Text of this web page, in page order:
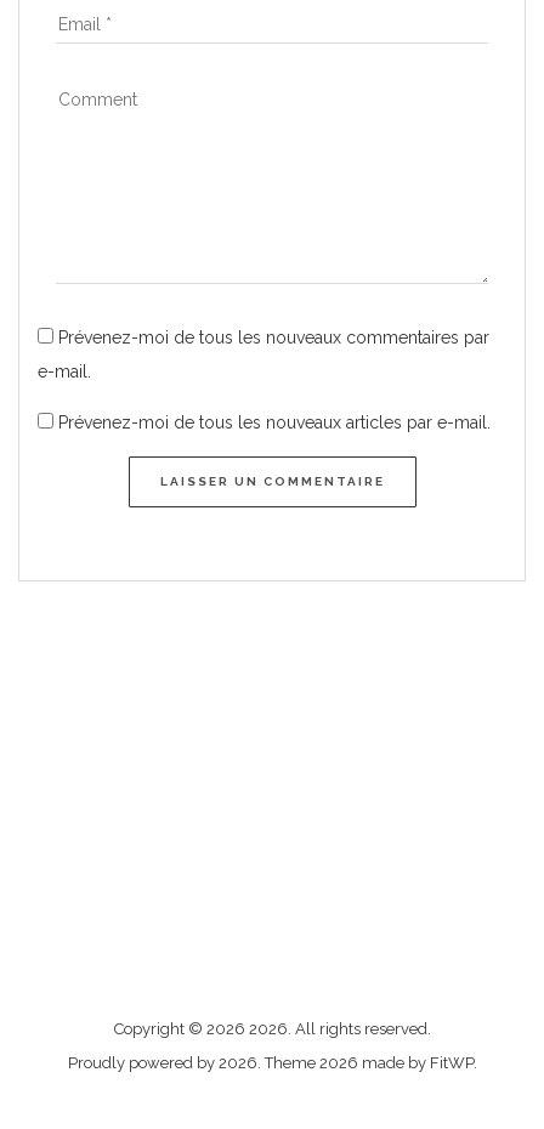
Prévenez-moi de tous les nouveaux commentaires par
e-mail.
Prévenez-moi de tous les nouveaux articles par e-mail.
LAISSER UN COMMENTAIRE
contacter
Copyright © 2026 2026. All rights reserved.
Proudly powered by 2026. Theme 2026 made by FitWP.